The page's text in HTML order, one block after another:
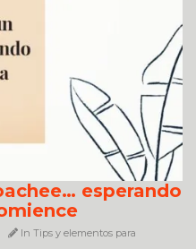
esperando
In Tips y elementos para